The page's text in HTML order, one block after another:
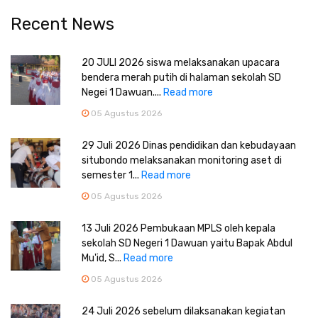
Recent News
20 JULI 2026 siswa melaksanakan upacara
bendera merah putih di halaman sekolah SD
Negei 1 Dawuan.... Read more
05 Agustus 2026
29 Juli 2026 Dinas pendidikan dan kebudayaan
situbondo melaksanakan monitoring aset di
semester 1... Read more
05 Agustus 2026
13 Juli 2026 Pembukaan MPLS oleh kepala
sekolah SD Negeri 1 Dawuan yaitu Bapak Abdul
Mu'id, S... Read more
05 Agustus 2026
24 Juli 2026 sebelum dilaksanakan kegiatan